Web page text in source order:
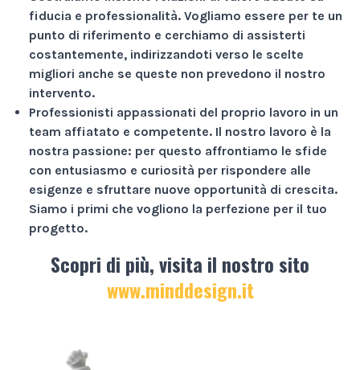
fiducia e professionalità. Vogliamo essere per te un
punto di riferimento e cerchiamo di assisterti
costantemente, indirizzandoti verso le scelte
migliori anche se queste non prevedono il nostro
intervento.
Professionisti appassionati del proprio lavoro in un
team affiatato e competente. Il nostro lavoro è la
nostra passione: per questo affrontiamo le sfide
con entusiasmo e curiosità per rispondere alle
esigenze e sfruttare nuove opportunità di crescita.
Siamo i primi che vogliono la perfezione per il tuo
progetto.
Scopri di più, visita il nostro sito
www.minddesign.it